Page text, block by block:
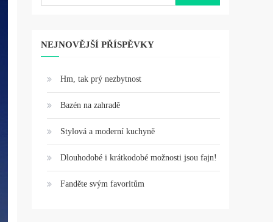
NEJNOVĚJŠÍ PŘÍSPĚVKY
Hm, tak prý nezbytnost
Bazén na zahradě
Stylová a moderní kuchyně
Dlouhodobé i krátkodobé možnosti jsou fajn!
Fanděte svým favoritům